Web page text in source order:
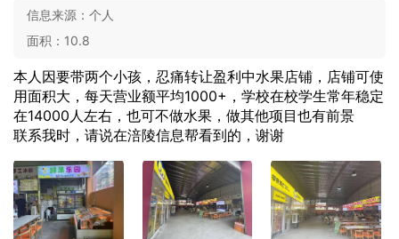
信息来源： 个人
面积： 10.8
本人因要带两个小孩，忍痛转让盈利中水果店铺，店铺可使
用面积大，每天营业额平均1000+，学校在校学生常年稳定
在14000人左右，也可不做水果，做其他项目也有前景
联系我时，请说在涪陵信息帮看到的，谢谢